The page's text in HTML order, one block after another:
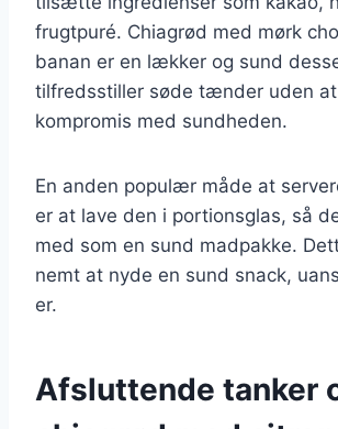
frugtpuré. Chiagrød med mørk
banan er en lækker og sund
tilfredsstiller søde tænder uden
kompromis med sundheden.
En anden populær måde at
er at lave den i portionsglas, så
med som en sund madpakke.
nemt at nyde en sund snack,
er.
Afsluttende tanker